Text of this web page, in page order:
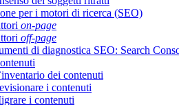
per i motori di ricerca (SEO)
on-page
off-page
di diagnostica SEO: Search
dei contenuti
i contenuti
i contenuti